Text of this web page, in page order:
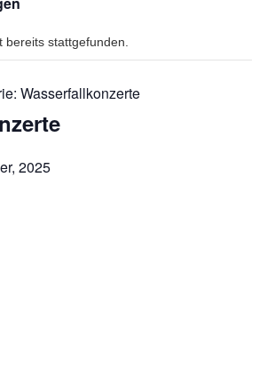
bereits stattgefunden.
Wasserfallkonzerte
2025